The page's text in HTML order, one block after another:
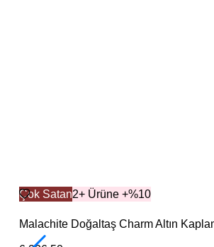
Çok Satan2+ Ürüne +%10
Malachite Doğaltaş Charm Altın